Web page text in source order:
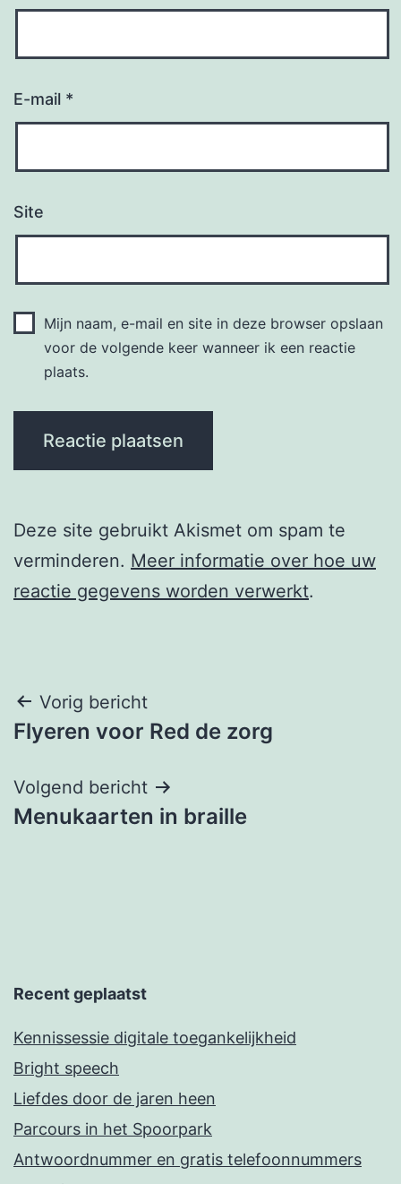
E-mail *
Site
Mijn naam, e-mail en site in deze browser opslaan
voor de volgende keer wanneer ik een reactie
plaats.
Deze site gebruikt Akismet om spam te
verminderen. Meer informatie over hoe uw
reactie gegevens worden verwerkt.
Berichtnavigatie
Vorig bericht
Flyeren voor Red de zorg
Volgend bericht
Menukaarten in braille
Recent geplaatst
Kennissessie digitale toegankelijkheid
Bright speech
Liefdes door de jaren heen
Parcours in het Spoorpark
Antwoordnummer en gratis telefoonnummers